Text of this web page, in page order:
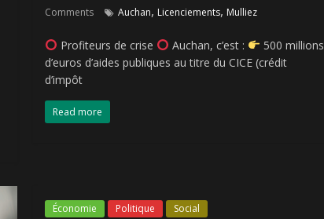
Comments
Auchan, Licenciements, Mulliez
Profiteurs de crise Auchan, c’est :
500 millions
d’euros d’aides publiques au titre du CICE (crédit
d’impôt
Read more
Économie Politique Social